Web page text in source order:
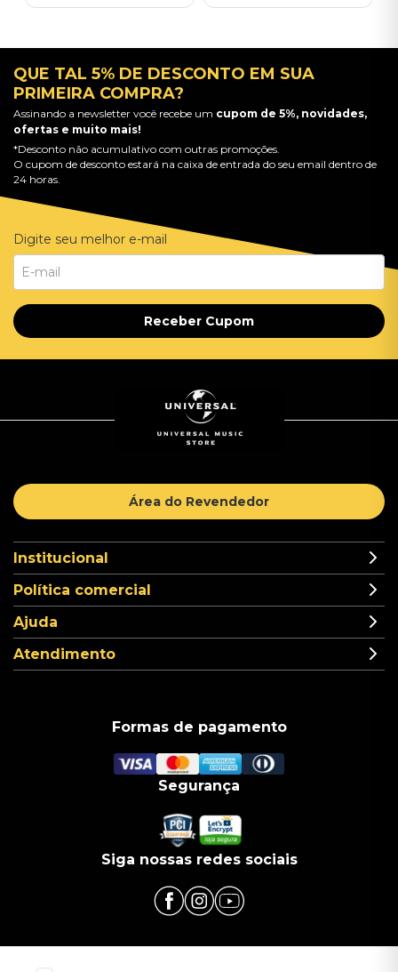
QUE TAL 5% DE DESCONTO EM SUA
PRIMEIRA COMPRA?
Assinando a newsletter você recebe um cupom de 5%, novidades,
ofertas e muito mais!
*Desconto não acumulativo com outras promoções.
O cupom de desconto estará na caixa de entrada do seu email dentro de
24 horas.
Digite seu melhor e-mail
Receber Cupom
Área do Revendedor
Institucional
Política comercial
Ajuda
Atendimento
Formas de pagamento
Segurança
Siga nossas redes sociais